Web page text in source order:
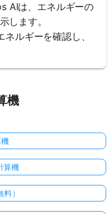
AIは、エネルギーの
します。
ルギーを確認し、
機
算機
）